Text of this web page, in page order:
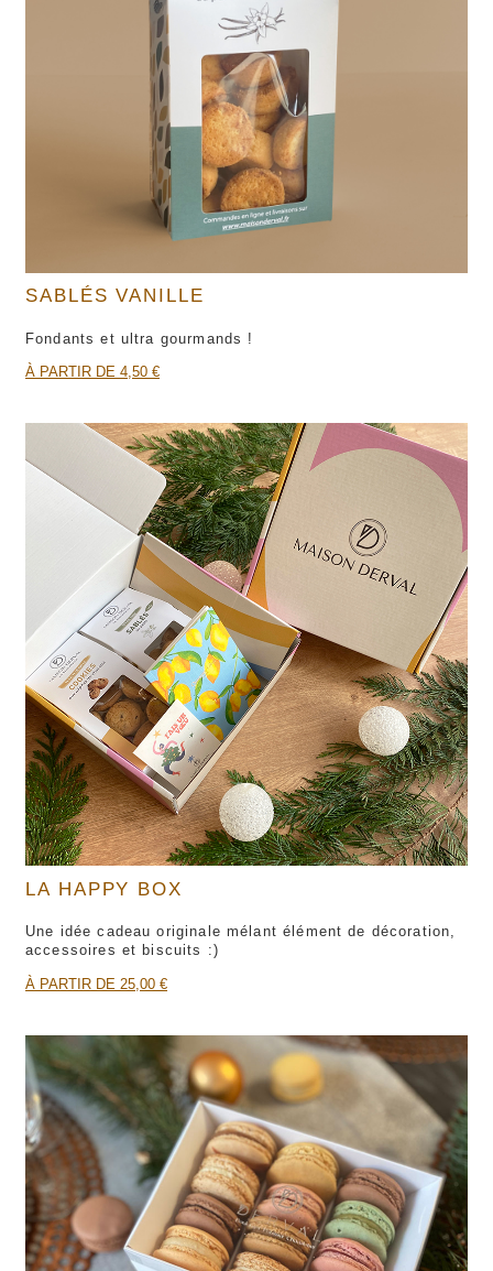
SABLÉS VANILLE
Fondants et ultra gourmands !
À PARTIR DE 4,50 €
LA HAPPY BOX
Une idée cadeau originale mélant élément de décoration,
accessoires et biscuits :)
À PARTIR DE 25,00 €